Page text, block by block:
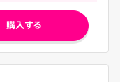
購入する